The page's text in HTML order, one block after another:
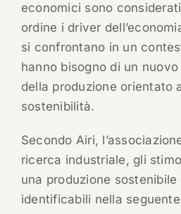
economici sono
ordine i driver
si confrontano in un
hanno bisogno di un
della produzione orientato
sostenibilità.
Secondo Airi,
ricerca industriale, gli
una produzione
identificabili nella